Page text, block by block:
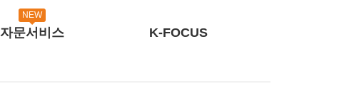
NEW
자문서비스 K-FOCUS